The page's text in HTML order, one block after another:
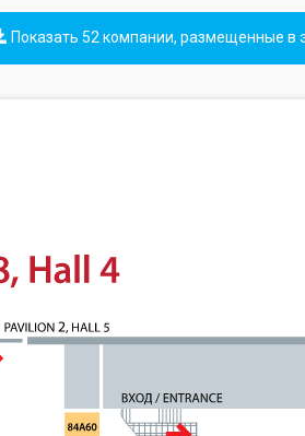
Показать 52 компании, размещенные в